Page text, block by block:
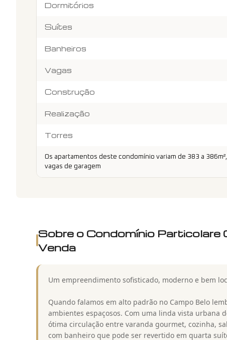
Dormitórios
Suítes
Banheiros
Vagas
Construção
Realização
Torres
Os apartamentos deste condomínio variam de 383 a
vagas de garagem
Sobre o Condomínio Particolare
Venda
Um empreendimento sofisticado, moderno e bem
Quando falamos em alto padrão no Campo Belo
ambientes espaçosos. Com uma linda vista
ótima circulação entre varanda gourmet, cozinha,
com banheiro que pode ser revertido em quarta